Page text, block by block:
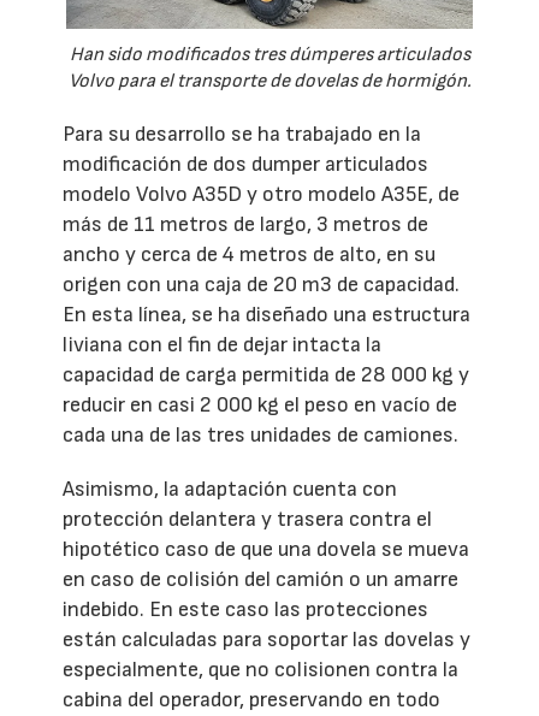
Han sido modificados tres dúmperes articulados
Volvo para el transporte de dovelas de hormigón.
Para su desarrollo se ha trabajado en la
modificación de dos dumper articulados
modelo Volvo A35D y otro modelo A35E, de
más de 11 metros de largo, 3 metros de
ancho y cerca de 4 metros de alto, en su
origen con una caja de 20 m3 de capacidad.
En esta línea, se ha diseñado una estructura
liviana con el fin de dejar intacta la
capacidad de carga permitida de 28 000 kg y
reducir en casi 2 000 kg el peso en vacío de
cada una de las tres unidades de camiones.
Asimismo, la adaptación cuenta con
protección delantera y trasera contra el
hipotético caso de que una dovela se mueva
en caso de colisión del camión o un amarre
indebido. En este caso las protecciones
están calculadas para soportar las dovelas y
especialmente, que no colisionen contra la
cabina del operador, preservando en todo